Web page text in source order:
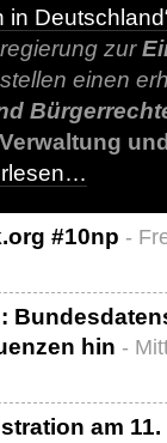
in
zur
stellen einen
#10np -
hin -
am